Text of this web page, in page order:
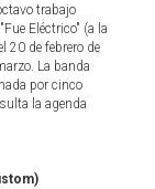
trabajo
Eléctrico" (a la
20 de febrero de
La banda
por cinco
la agenda